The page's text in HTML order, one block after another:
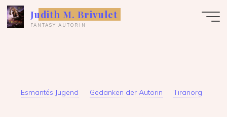
Zum
Inhalt
springen
Judith M. Brivulet
FANTASY AUTORIN
Esmantés Jugend Gedanken der Autorin Tiranorg